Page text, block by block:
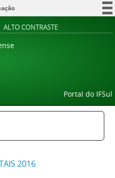
ALTO CONTRASTE
Portal do IFSul
2016